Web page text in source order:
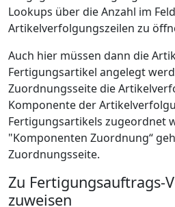
Lookups über die Anzahl im
Artikelverfolgungszeilen zu
Auch hier müssen dann die
Fertigungsartikel angelegt
Zuordnungsseite die
Komponente der
Fertigungsartikels zugeordnet
"Komponenten Zuordnung“
Zuordnungsseite.
Zu Fertigungsauftrags-
zuweisen